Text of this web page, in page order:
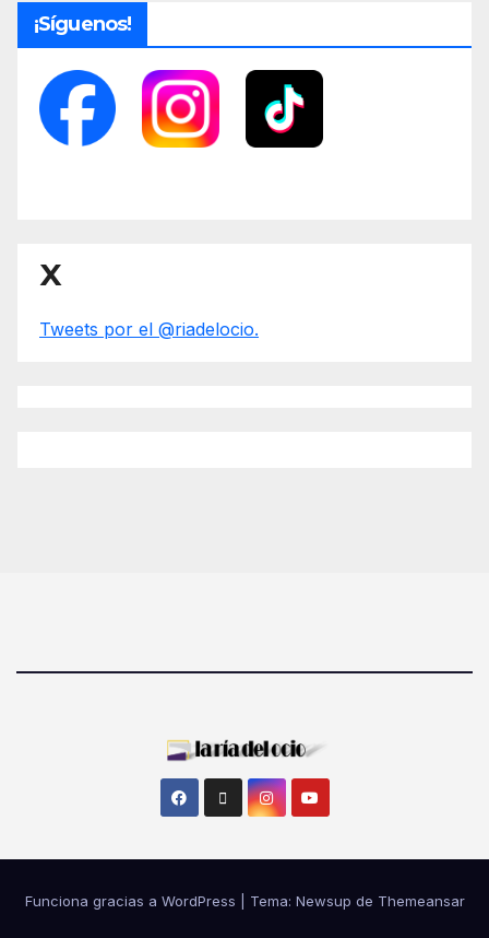
¡Síguenos!
X
Tweets por el @riadelocio.
Funciona gracias a WordPress Tema: Newsup de Themeansar